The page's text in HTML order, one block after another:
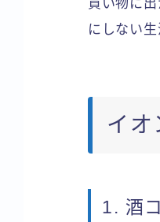
買い物に
にしない生
イオ
1. 酒